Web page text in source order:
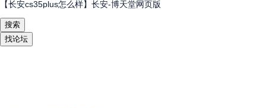
【长安cs35plus怎么样】长安-博天堂网页版
搜索
找论坛